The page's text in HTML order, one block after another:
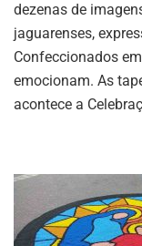
dezenas de
jaguarenses,
Confeccionados
emocionam. As
acontece a